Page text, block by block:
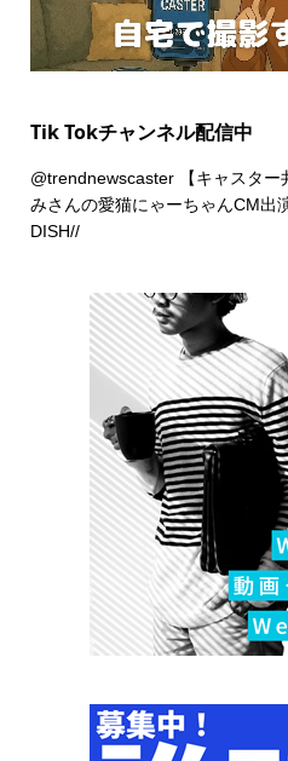
Tik Tokチャンネル配信中
@trendnewscaster【キャスター
みさんの愛猫にゃーちゃんCM
DISH//